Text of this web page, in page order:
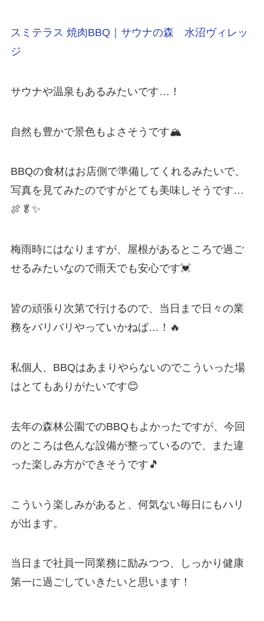
スミテラス 焼肉BBQ｜サウナの森 水沼ヴィレッ
ジ
サウナや温泉もあるみたいです…！
自然も豊かで景色もよさそうです🏔
BBQの食材はお店側で準備してくれるみたいで、
写真を見てみたのですがとても美味しそうです…
🍖🥬✨
梅雨時にはなりますが、屋根があるところで過ご
せるみたいなので雨天でも安心です💓
皆の頑張り次第で行けるので、当日まで日々の業
務をバリバリやっていかねば…！🔥
私個人、BBQはあまりやらないのでこういった場
はとてもありがたいです😊
去年の森林公園でのBBQもよかったですが、今回
のところは色んな設備が整っているので、また違
った楽しみ方ができそうです🎵
こういう楽しみがあると、何気ない毎日にもハリ
が出ます。
当日まで社員一同業務に励みつつ、しっかり健康
第一に過ごしていきたいと思います！